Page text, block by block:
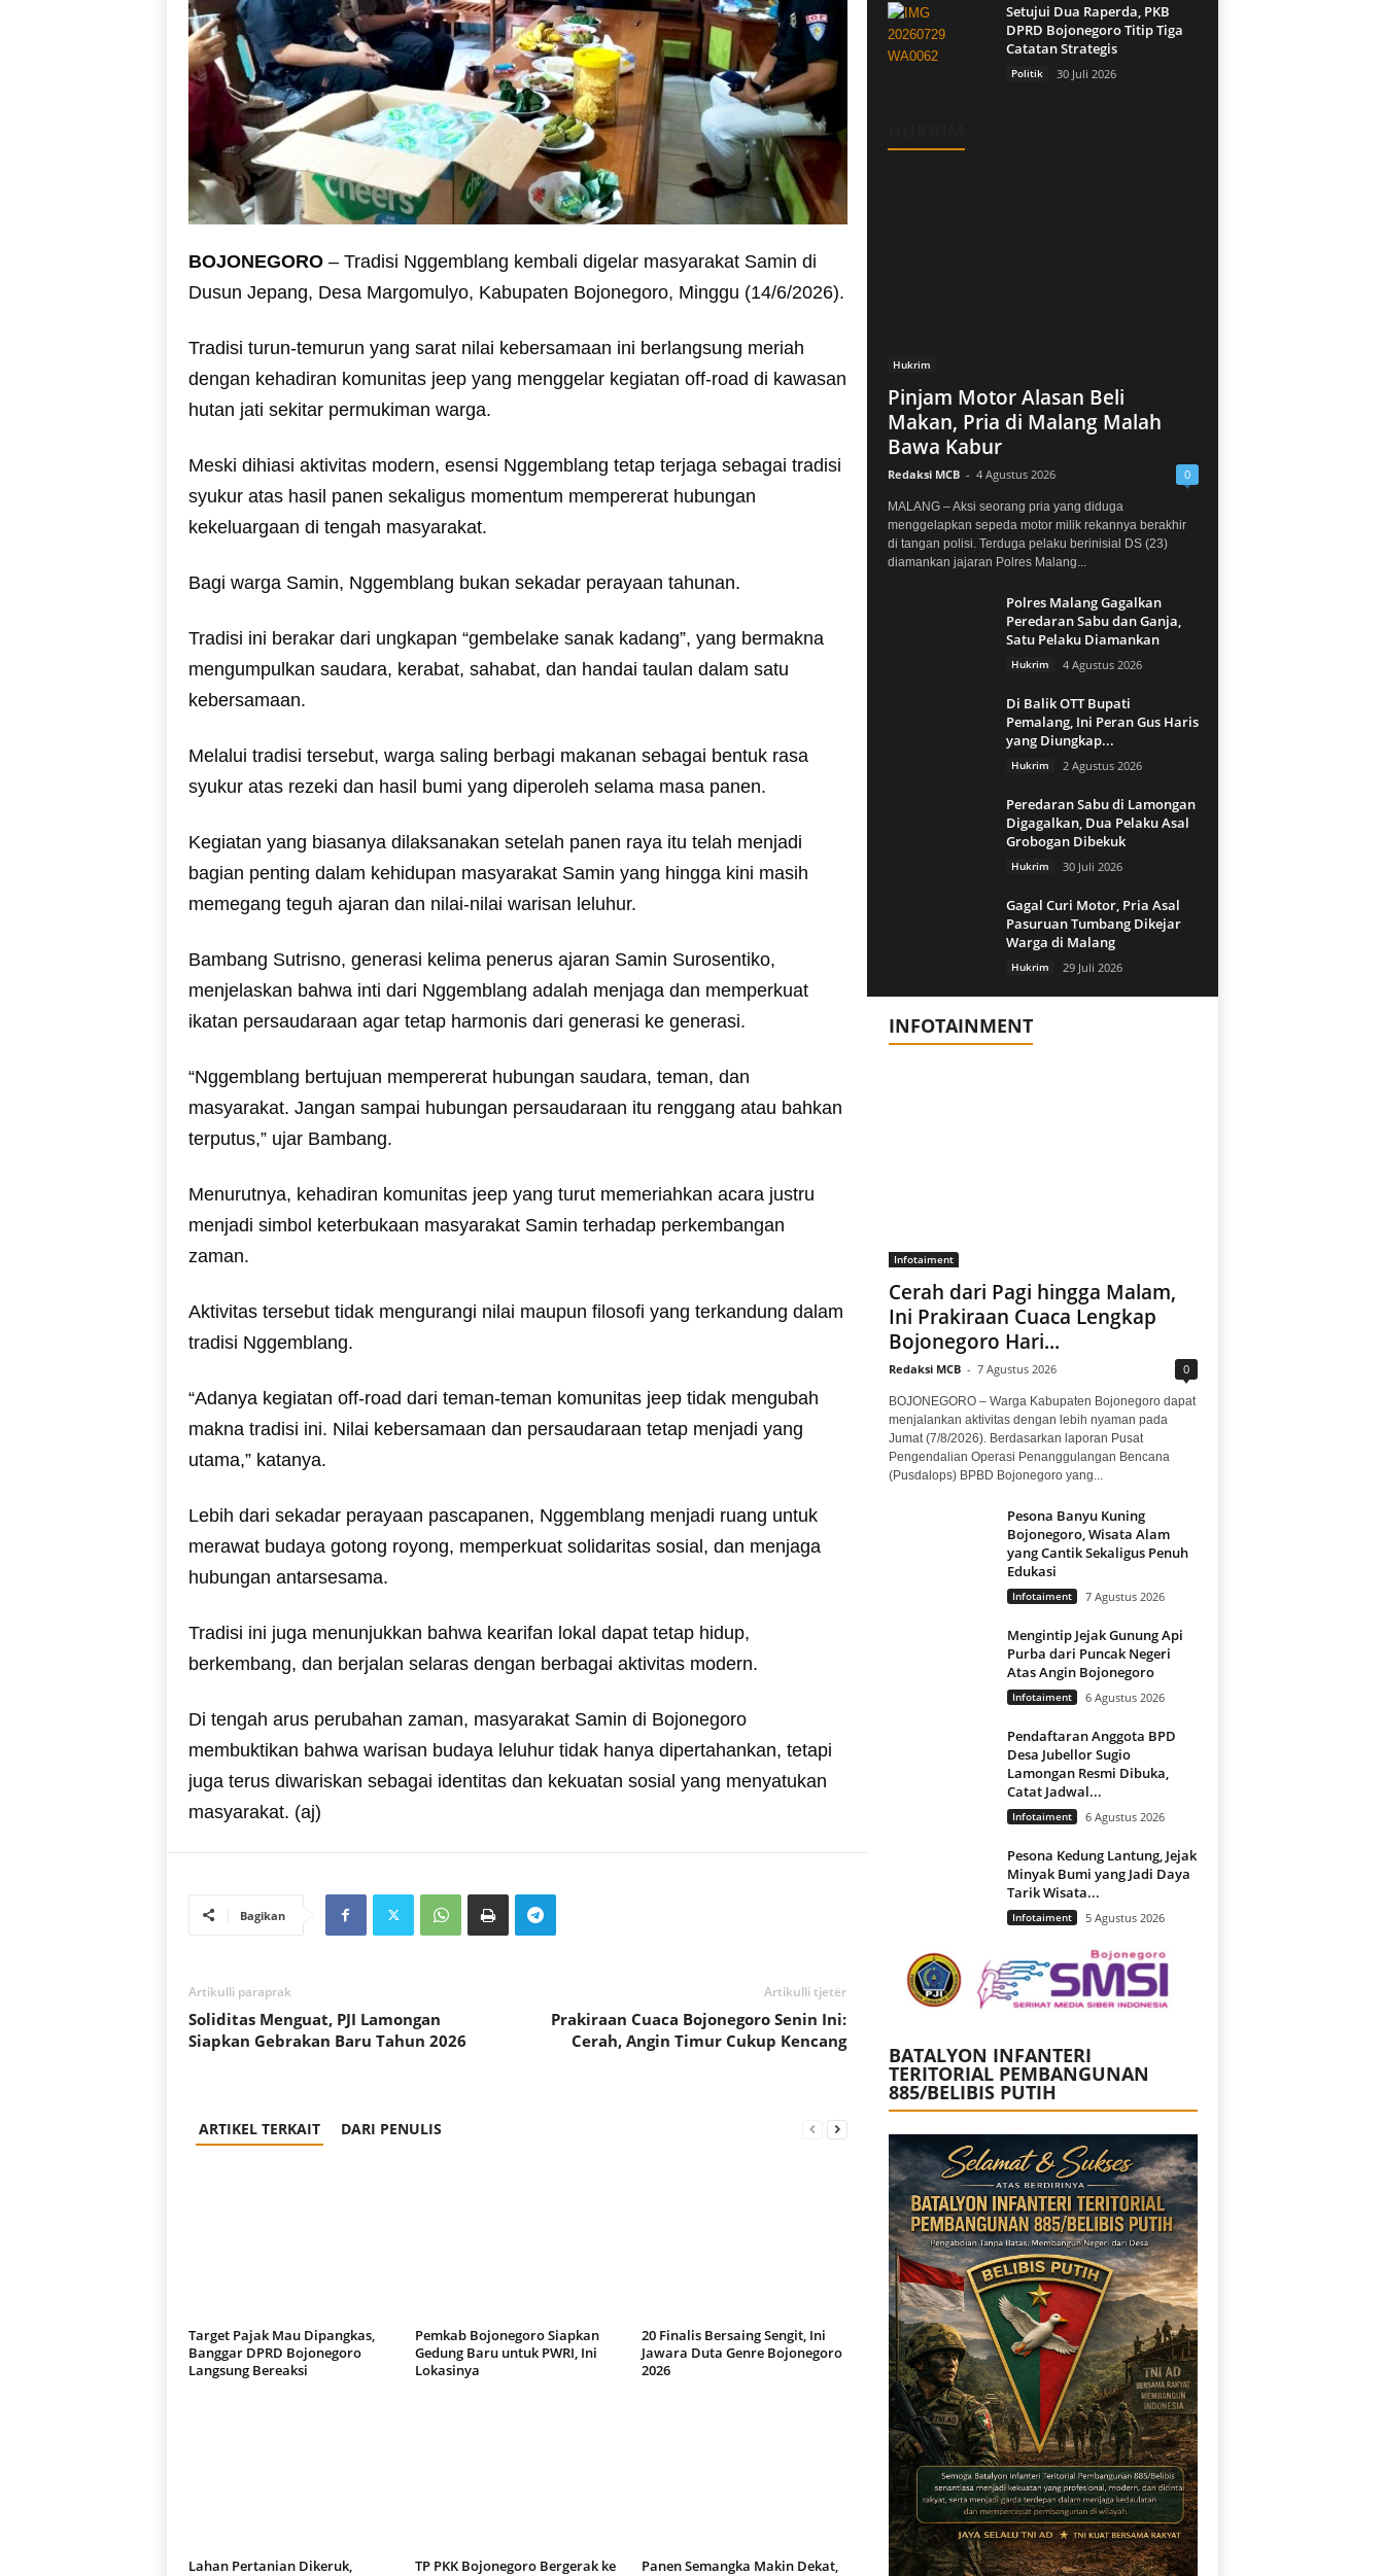
BOJONEGORO– Tradisi Nggemblang kembali digelar masyarakat Samin di
Dusun Jepang, Desa Margomulyo, Kabupaten Bojonegoro, Minggu (14/6/2026).
Tradisi turun-temurun yang sarat nilai kebersamaan ini berlangsung meriah
dengan kehadiran komunitas jeep yang menggelar kegiatan off-road di kawasan
hutan jati sekitar permukiman warga.
Meski dihiasi aktivitas modern, esensi Nggemblang tetap terjaga sebagai tradisi
syukur atas hasil panen sekaligus momentum mempererat hubungan
kekeluargaan di tengah masyarakat.
Bagi warga Samin, Nggemblang bukan sekadar perayaan tahunan.
Tradisi ini berakar dari ungkapan “gembelake sanak kadang”, yang bermakna
mengumpulkan saudara, kerabat, sahabat, dan handai taulan dalam satu
kebersamaan.
Melalui tradisi tersebut, warga saling berbagi makanan sebagai bentuk rasa
syukur atas rezeki dan hasil bumi yang diperoleh selama masa panen.
Kegiatan yang biasanya dilaksanakan setelah panen raya itu telah menjadi
bagian penting dalam kehidupan masyarakat Samin yang hingga kini masih
memegang teguh ajaran dan nilai-nilai warisan leluhur.
Bambang Sutrisno, generasi kelima penerus ajaran Samin Surosentiko,
menjelaskan bahwa inti dari Nggemblang adalah menjaga dan memperkuat
ikatan persaudaraan agar tetap harmonis dari generasi ke generasi.
“Nggemblang bertujuan mempererat hubungan saudara, teman, dan
masyarakat. Jangan sampai hubungan persaudaraan itu renggang atau bahkan
terputus,” ujar Bambang.
Menurutnya, kehadiran komunitas jeep yang turut memeriahkan acara justru
menjadi simbol keterbukaan masyarakat Samin terhadap perkembangan
zaman.
Aktivitas tersebut tidak mengurangi nilai maupun filosofi yang terkandung dalam
tradisi Nggemblang.
“Adanya kegiatan off-road dari teman-teman komunitas jeep tidak mengubah
makna tradisi ini. Nilai kebersamaan dan persaudaraan tetap menjadi yang
utama,” katanya.
Lebih dari sekadar perayaan pascapanen, Nggemblang menjadi ruang untuk
merawat budaya gotong royong, memperkuat solidaritas sosial, dan menjaga
hubungan antarsesama.
Tradisi ini juga menunjukkan bahwa kearifan lokal dapat tetap hidup,
berkembang, dan berjalan selaras dengan berbagai aktivitas modern.
Di tengah arus perubahan zaman, masyarakat Samin di Bojonegoro
membuktikan bahwa warisan budaya leluhur tidak hanya dipertahankan, tetapi
juga terus diwariskan sebagai identitas dan kekuatan sosial yang menyatukan
masyarakat. (aj)
Bagikan
Artikulli paraprak
Soliditas Menguat, PJI Lamongan
Siapkan Gebrakan Baru Tahun 2026
Artikulli tjetër
Prakiraan Cuaca Bojonegoro Senin Ini:
Cerah, Angin Timur Cukup Kencang
ARTIKEL TERKAIT DARI PENULIS
Target Pajak Mau Dipangkas,
Banggar DPRD Bojonegoro
Langsung Bereaksi
Pemkab Bojonegoro Siapkan
Gedung Baru untuk PWRI, Ini
Lokasinya
20 Finalis Bersaing Sengit, Ini
Jawara Duta Genre Bojonegoro
2026
Lahan Pertanian Dikeruk,
TP PKK Bojonegoro Bergerak ke
Panen Semangka Makin Dekat,
Setujui Dua Raperda, PKB
DPRD Bojonegoro Titip Tiga
Catatan Strategis
Politik 30 Juli 2026
Hukrim
Pinjam Motor Alasan Beli
Makan, Pria di Malang Malah
Bawa Kabur
Redaksi MCB - 4 Agustus 2026 0
MALANG – Aksi seorang pria yang diduga
menggelapkan sepeda motor milik rekannya berakhir
di tangan polisi. Terduga pelaku berinisial DS (23)
diamankan jajaran Polres Malang...
Polres Malang Gagalkan
Peredaran Sabu dan Ganja,
Satu Pelaku Diamankan
Hukrim 4 Agustus 2026
Di Balik OTT Bupati
Pemalang, Ini Peran Gus Haris
yang Diungkap...
Hukrim 2 Agustus 2026
Peredaran Sabu di Lamongan
Digagalkan, Dua Pelaku Asal
Grobogan Dibekuk
Hukrim 30 Juli 2026
Gagal Curi Motor, Pria Asal
Pasuruan Tumbang Dikejar
Warga di Malang
Hukrim 29 Juli 2026
INFOTAINMENT
Infotaiment
Cerah dari Pagi hingga Malam,
Ini Prakiraan Cuaca Lengkap
Bojonegoro Hari...
Redaksi MCB - 7 Agustus 2026 0
BOJONEGORO – Warga Kabupaten Bojonegoro dapat
menjalankan aktivitas dengan lebih nyaman pada
Jumat (7/8/2026). Berdasarkan laporan Pusat
Pengendalian Operasi Penanggulangan Bencana
(Pusdalops) BPBD Bojonegoro yang...
Pesona Banyu Kuning
Bojonegoro, Wisata Alam
yang Cantik Sekaligus Penuh
Edukasi
Infotaiment 7 Agustus 2026
Mengintip Jejak Gunung Api
Purba dari Puncak Negeri
Atas Angin Bojonegoro
Infotaiment 6 Agustus 2026
Pendaftaran Anggota BPD
Desa Jubellor Sugio
Lamongan Resmi Dibuka,
Catat Jadwal...
Infotaiment 6 Agustus 2026
Pesona Kedung Lantung, Jejak
Minyak Bumi yang Jadi Daya
Tarik Wisata...
Infotaiment 5 Agustus 2026
BATALYON INFANTERI
TERITORIAL PEMBANGUNAN
885/BELIBIS PUTIH